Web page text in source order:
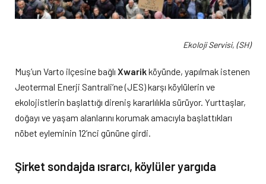
Ekoloji Servisi, (SH)
Muş’un Varto ilçesine bağlı Xwarikköyünde, yapılmak istenen
Jeotermal Enerji Santrali’ne (JES) karşı köylülerin ve
ekolojistlerin başlattığı direniş kararlılıkla sürüyor. Yurttaşlar,
doğayı ve yaşam alanlarını korumak amacıyla başlattıkları
nöbet eyleminin 12’nci gününe girdi.
Şirket sondajda ısrarcı, köylüler yargıda